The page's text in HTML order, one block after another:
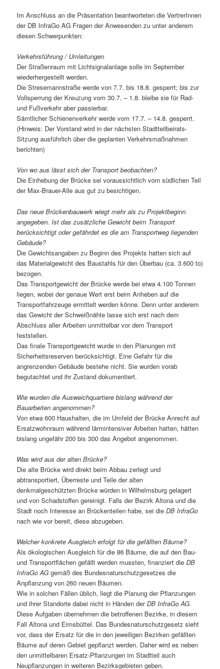
Im Anschluss an die Präsentation beantworteten die VertrerInnen
der DB InfraGo AG Fragen der Anwesenden zu unter anderem
diesen Schwerpunkten:
Verkehrsführung / Umleitungen
Der Straßenraum mit Lichtsignalanlage solle im September
wiederhergestellt werden.
Die Stresemannstraße werde von 7.7. bis 18.8. gesperrt; bis zur
Vollsperrung der Kreuzung vom 30.7. – 1.8. bleibe sie für Rad-
und Fußverkehr aber passierbar.
Sämtlicher Schienenverkehr werde vom 17.7. – 14.8. gesperrt.
(Hinweis: Der Vorstand wird in der nächsten Stadtteilbeirats-
Sitzung ausführlich über die geplanten Verkehrsmaßnahmen
berichten)
Von wo aus lässt sich der Transport beobachten?
Die Einhebung der Brücke sei voraussichtlich vom südlichen Teil
der Max-Brauer-Alle aus gut zu besichtigen.
Das neue Brückenbauwerk wiegt mehr als zu Projektbeginn
angegeben. Ist das zusätzliche Gewicht beim Transport
berücksichtigt oder gefährdet es die am Transportweg liegenden
Gebäude?
Die Gewichtsangaben zu Beginn des Projekts hatten sich auf
das Materialgewicht des Baustahls für den Überbau (ca. 3.600 to)
bezogen.
Das Transportgewicht der Brücke werde bei etwa 4.100 Tonnen
liegen, wobei der genaue Wert erst beim Anheben auf die
Transportfahrzeuge ermittelt werden könne. Denn unter anderem
das Gewicht der Schweißnähte lasse sich erst nach dem
Abschluss aller Arbeiten unmittelbar vor dem Transport
feststellen.
Das finale Transportgewicht wurde in den Planungen mit
Sicherheitsreserven berücksichtigt. Eine Gefahr für die
angrenzenden Gebäude bestehe nicht. Sie wurden vorab
begutachtet und ihr Zustand dokumentiert.
Wie wurden die Ausweichquartiere bislang während der
Bauarbeiten angenommen?
Von etwa 600 Haushalten, die im Umfeld der Brücke Anrecht auf
Ersatzwohnraum während lärmintensiver Arbeiten hatten, hätten
bislang ungefähr 200 bis 300 das Angebot angenommen.
Was wird aus der alten Brücke?
Die alte Brücke wird direkt beim Abbau zerlegt und
abtransportiert, Überreste und Teile der alten
denkmalgeschützten Brücke würden in Wilhelmsburg gelagert
und von Schadstoffen gereinigt. Falls der Bezirk Altona und die
Stadt noch Interesse an Brückenteilen habe, sei dieDB InfraGo
nach wie vor bereit, diese abzugeben.
Welcher konkrete Ausgleich erfolgt für die gefällten Bäume?
Als ökologischen Ausgleich für die 86 Bäume, die auf den Bau-
und Transportflächen gefällt werden mussten, finanziert dieDB
InfraGo AG gemäß des Bundesnaturschutzgesetzes die
Anpflanzung von 260 neuen Bäumen.
Wie in solchen Fällen üblich, liegt die Planung der Pflanzungen
und ihrer Standorte dabei nicht in Händen derDB InfraGo AG.
Diese Aufgaben übernehmen die betroffenen Bezirke, in diesem
Fall Altona und Eimsbüttel. Das Bundesnaturschutzgesetz sieht
vor, dass der Ersatz für die in den jeweiligen Bezirken gefällten
Bäume auf deren Gebiet gepflanzt werden. Daher wird es neben
den unmittelbaren Ersatz-Pflanzungen im Stadtteil auch
Neupflanzungen in weiteren Bezirksgebieten geben.